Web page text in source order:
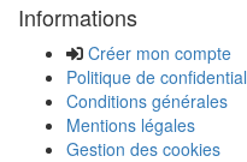
Informations
Créer mon compte
Politique de
Conditions générales
Mentions légales
Gestion des cookies